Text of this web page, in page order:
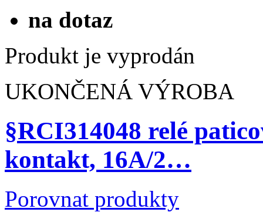
na dotaz
Produkt je vyprodán
UKONČENÁ VÝROBA
§RCI314048 relé
kontakt, 16A/2…
Porovnat produkty